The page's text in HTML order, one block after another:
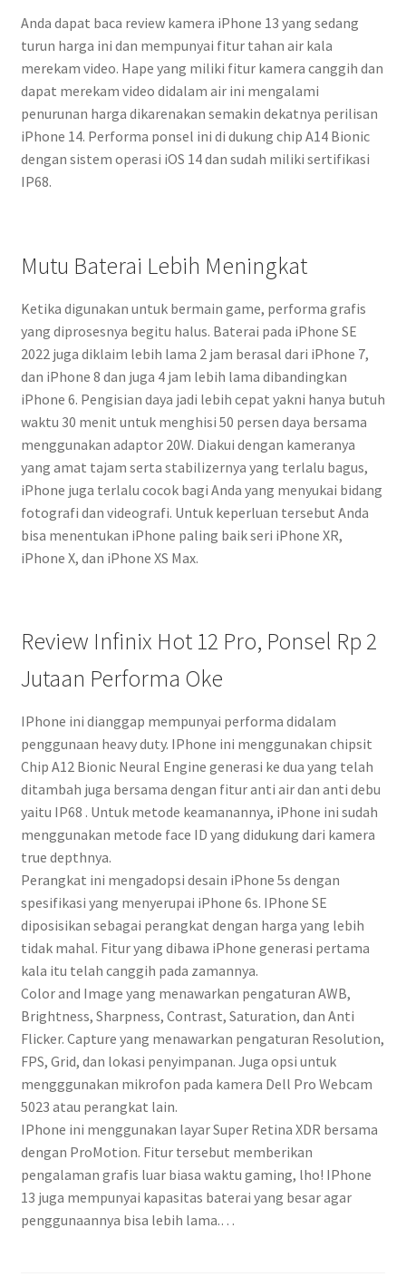
Anda dapat baca review kamera iPhone 13 yang sedang
turun harga ini dan mempunyai fitur tahan air kala
merekam video. Hape yang miliki fitur kamera canggih dan
dapat merekam video didalam air ini mengalami
penurunan harga dikarenakan semakin dekatnya perilisan
iPhone 14. Performa ponsel ini di dukung chip A14 Bionic
dengan sistem operasi iOS 14 dan sudah miliki sertifikasi
IP68.
Mutu Baterai Lebih Meningkat
Ketika digunakan untuk bermain game, performa grafis
yang diprosesnya begitu halus. Baterai pada iPhone SE
2022 juga diklaim lebih lama 2 jam berasal dari iPhone 7,
dan iPhone 8 dan juga 4 jam lebih lama dibandingkan
iPhone 6. Pengisian daya jadi lebih cepat yakni hanya butuh
waktu 30 menit untuk menghisi 50 persen daya bersama
menggunakan adaptor 20W. Diakui dengan kameranya
yang amat tajam serta stabilizernya yang terlalu bagus,
iPhone juga terlalu cocok bagi Anda yang menyukai bidang
fotografi dan videografi. Untuk keperluan tersebut Anda
bisa menentukan iPhone paling baik seri iPhone XR,
iPhone X, dan iPhone XS Max.
Review Infinix Hot 12 Pro, Ponsel Rp 2
Jutaan Performa Oke
IPhone ini dianggap mempunyai performa didalam
penggunaan heavy duty. IPhone ini menggunakan chipsit
Chip A12 Bionic Neural Engine generasi ke dua yang telah
ditambah juga bersama dengan fitur anti air dan anti debu
yaitu IP68 . Untuk metode keamanannya, iPhone ini sudah
menggunakan metode face ID yang didukung dari kamera
true depthnya.
Perangkat ini mengadopsi desain iPhone 5s dengan
spesifikasi yang menyerupai iPhone 6s. IPhone SE
diposisikan sebagai perangkat dengan harga yang lebih
tidak mahal. Fitur yang dibawa iPhone generasi pertama
kala itu telah canggih pada zamannya.
Color and Image yang menawarkan pengaturan AWB,
Brightness, Sharpness, Contrast, Saturation, dan Anti
Flicker. Capture yang menawarkan pengaturan Resolution,
FPS, Grid, dan lokasi penyimpanan. Juga opsi untuk
mengggunakan mikrofon pada kamera Dell Pro Webcam
5023 atau perangkat lain.
IPhone ini menggunakan layar Super Retina XDR bersama
dengan ProMotion. Fitur tersebut memberikan
pengalaman grafis luar biasa waktu gaming, lho! IPhone
13 juga mempunyai kapasitas baterai yang besar agar
penggunaannya bisa lebih lama.…